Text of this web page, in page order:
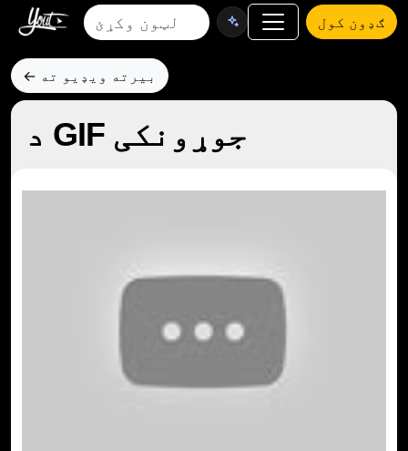
ګډون کول
← بیرته ویډیو ته
د GIF جوړونکی